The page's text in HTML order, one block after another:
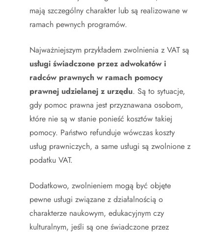
mają szczególny charakter lub są realizowane w
ramach pewnych programów.
Najważniejszym przykładem zwolnienia z VAT są
usługi świadczone przez adwokatów i
radców prawnych w ramach pomocy
prawnej udzielanej z urzędu. Są to sytuacje,
gdy pomoc prawna jest przyznawana osobom,
które nie są w stanie ponieść kosztów takiej
pomocy. Państwo refunduje wówczas koszty
usług prawniczych, a same usługi są zwolnione z
podatku VAT.
Dodatkowo, zwolnieniem mogą być objęte
pewne usługi związane z działalnością o
charakterze naukowym, edukacyjnym czy
kulturalnym, jeśli są one świadczone przez